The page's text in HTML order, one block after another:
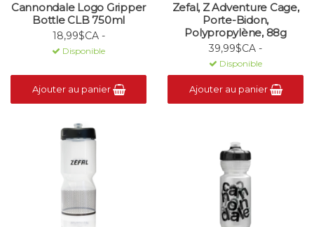
Cannondale Logo Gripper
Bottle CLB 750ml
18,99$CA -
Disponible
Ajouter au panier
Zefal, Z Adventure Cage,
Porte-Bidon,
Polypropylène, 88g
39,99$CA -
Disponible
Ajouter au panier